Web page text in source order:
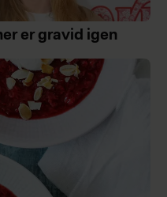
er gravid igen